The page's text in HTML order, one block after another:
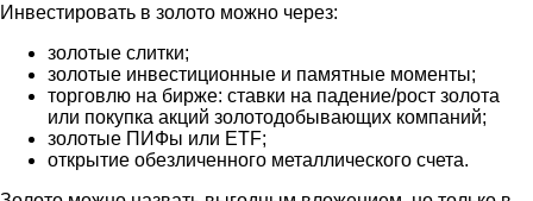
Инвестировать в золото можно через:
золотые слитки;
золотые инвестиционные и памятные моменты;
торговлю на бирже: ставки на падение/рост золота
или покупка акций золотодобывающих компаний;
золотые ПИФы или ETF;
открытие обезличенного металлического счета.